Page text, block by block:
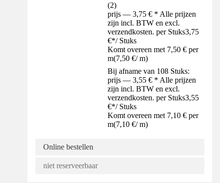
(2)
prijs — 3,75 € * Alle prijzen
zijn incl. BTW en excl.
verzendkosten. per Stuks3,75
€*/ Stuks
Komt overeen met 7,50 € per
m(7,50 €/ m)
Bij afname van 108 Stuks:
prijs — 3,55 € * Alle prijzen
zijn incl. BTW en excl.
verzendkosten. per Stuks3,55
€*/ Stuks
Komt overeen met 7,10 € per
m(7,10 €/ m)
Online bestellen
niet reserveerbaar